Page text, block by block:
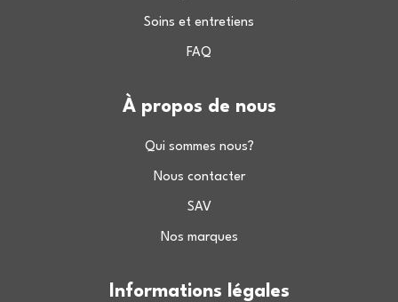
Soins et entretiens
FAQ
À propos de nous
Qui sommes nous?
Nous contacter
SAV
Nos marques
Informations légales